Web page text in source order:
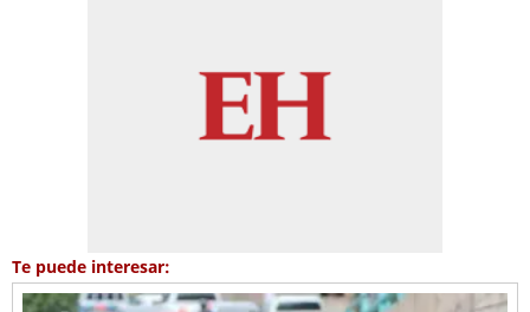
Te puede interesar: